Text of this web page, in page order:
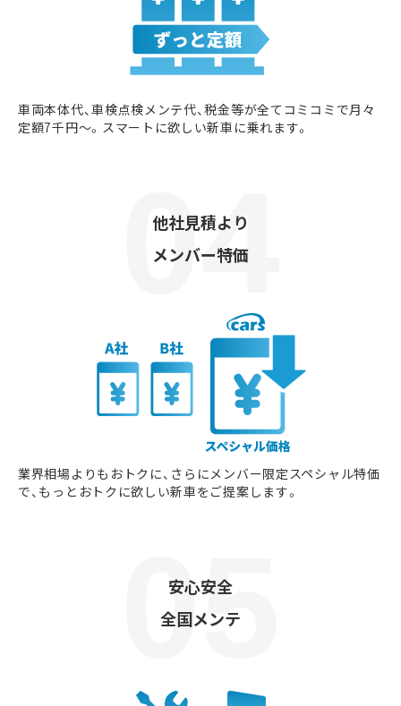
車両本体代、車検点検メンテ代、税金等が全てコミコミで月々
定額7千円〜。スマートに欲しい新車に乗れます。
他社見積より
メンバー特価
業界相場よりもおトクに、さらにメンバー限定スペシャル特価
で、もっとおトクに欲しい新車をご提案します。
安心安全
全国メンテ